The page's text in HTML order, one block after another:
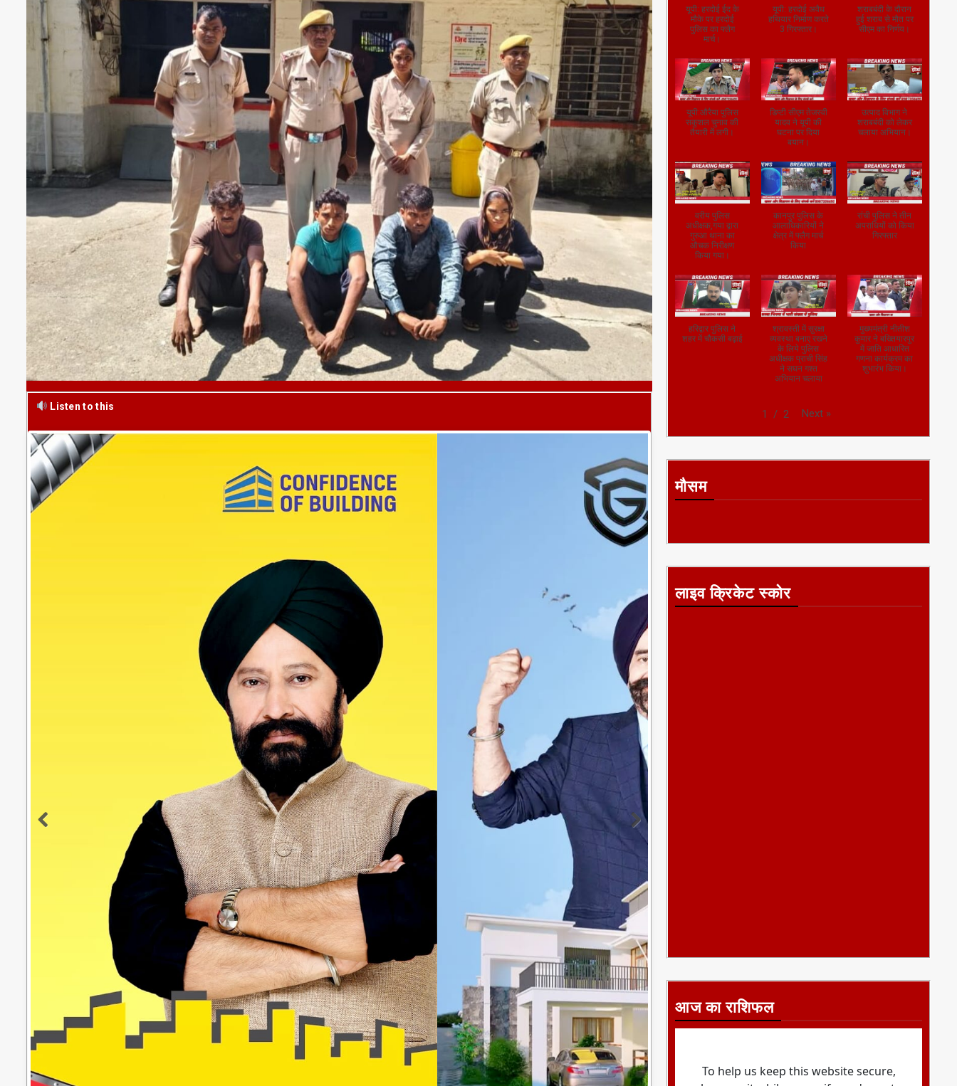
Listen to this
यूपी: हरदोई ईद के
मौके पर हरदोई
पुलिस का फ्लैग
मार्च।
यूपी: हरदोई अवैध
हथियार निर्माण करते
3 गिरफ्तार।
शराबबंदी के दौरान
हुई शराब से मौत पर
सीएम का निर्णय।
यूपी:औरैया पुलिस
सकुशल चुनाव की
तैयारी में लगी।
डिप्टी सीएम तेजस्वी
यादव ने यूपी की
घटना पर दिया
बयान।
उत्पाद विभाग ने
शराबबंदी को लेकर
चलाया अभियान।
वरीय पुलिस
अधीक्षक,गया द्वारा
गुरुआ थाना का
औचक निरीक्षण
किया गया।
कानपुर पुलिस के
आलाधिकारियों ने
क्षेत्र में फ्लैग मार्च
किया
रांची पुलिस ने तीन
अपराधियों को किया
गिरफ्तार
हरिद्वार पुलिस ने
शहर में चौकसी बढ़ाई
श्रावस्ती में सुरक्षा
व्यवस्था बनाए रखने
के लिये पुलिस
अधीक्षक प्राची सिंह
ने सघन गश्त
अभियान चलाया
मुख्यमंत्री नीतीश
कुमार ने बख्तियारपुर
में जाति आधारित
गणना कार्यक्रम का
शुभारंभ किया।
1 / 2 Next »
मौसम
लाइव क्रिकेट स्कोर
आज का राशिफल